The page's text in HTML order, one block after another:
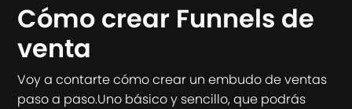
Cómo crear Funnels de
venta
Voy a contarte cómo crear un embudo de ventas
paso a paso.Uno básico y sencillo, que podrás